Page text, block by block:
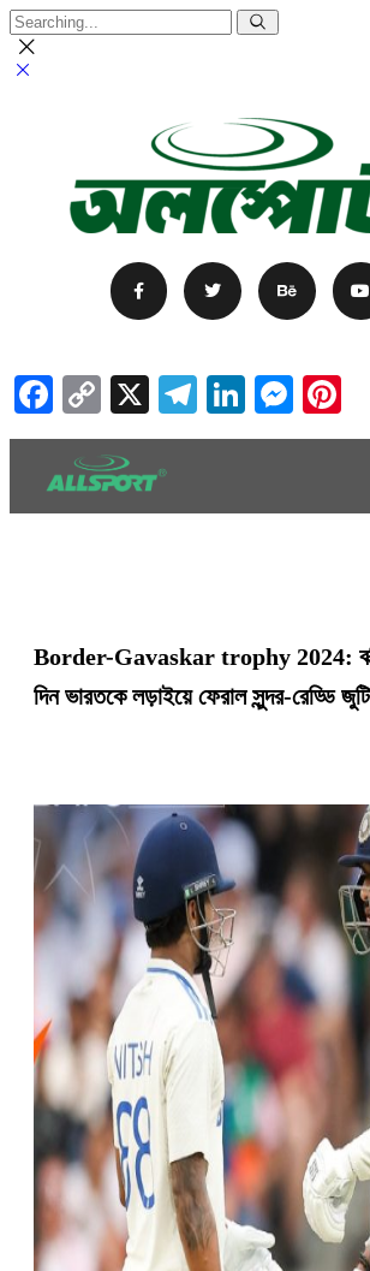
Facebook
Copy
Link
X Telegram
LinkedIn
Border-Gavaskar trophy 2024:
দিন ভারতকে লড়াইয়ে ফেরাল সুন্দর-রেড্ডি